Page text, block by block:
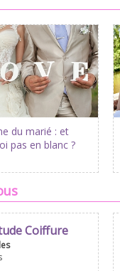
du marié : et
pas en blanc ?
Coiffure